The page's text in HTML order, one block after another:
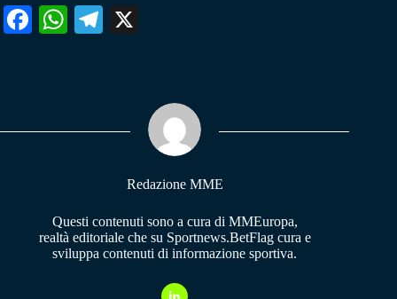
Fa W
pp
Te
m
Redazione MME
Questi contenuti sono a cura di MMEuropa,
realtà editoriale che su Sportnews.BetFlag cura e
sviluppa contenuti di informazione sportiva.